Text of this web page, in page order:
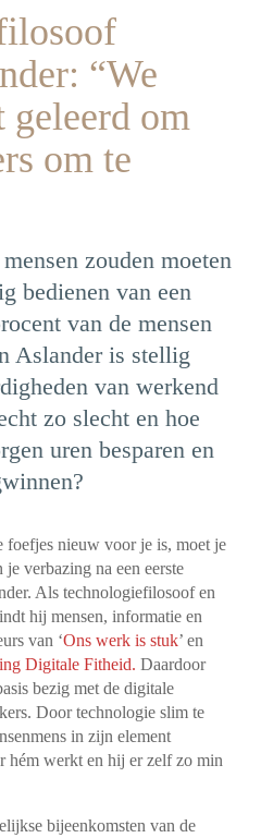
“We
geleerd om
om te
zouden moeten
bedienen van een
van de mensen
Aslander is stellig
van werkend
zo slecht en hoe
uren besparen en
foefjes nieuw voor je is, moet je
verbazing na een eerste
Als technologiefilosoof en
hij mensen, informatie en
van ‘Ons werk is stuk’ en
Digitale Fitheid. Daardoor
bezig met de digitale
Door technologie slim te
in zijn element
hém werkt en hij er zelf zo min
bijeenkomsten van de